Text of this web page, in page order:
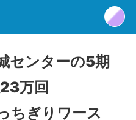
センターの5期
万回
ちぎりワース